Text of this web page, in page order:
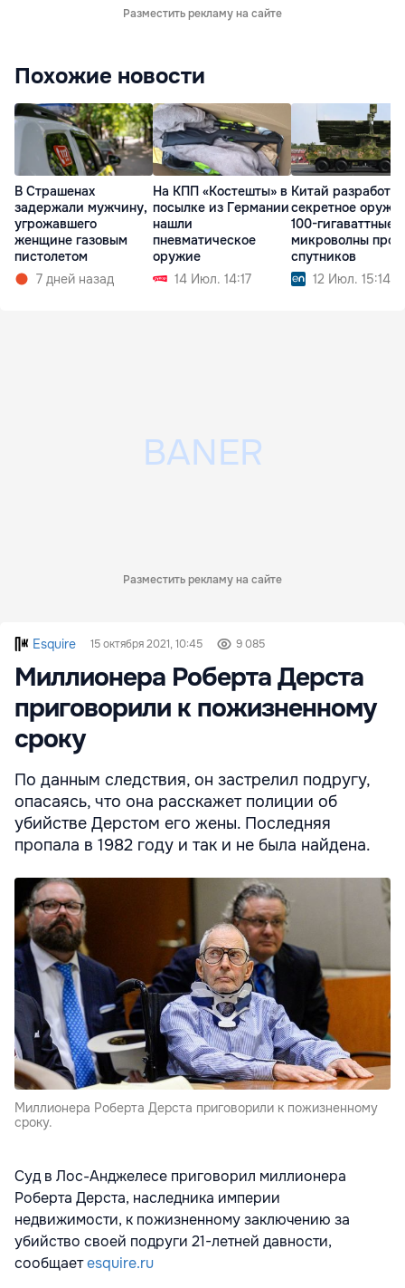
Разместить рекламу на сайте
Похожие новости
В Страшенах
задержали мужчину,
угрожавшего
женщине газовым
пистолетом
7 дней назад
На КПП «Костешты» в
посылке из Германии
нашли
пневматическое
оружие
14 Июл. 14:17
Китай разработал
секретное
100-гигаваттные
микроволны
спутников
12 Июл. 15:14
Разместить рекламу на сайте
Esquire 15 октября 2021, 10:45 9 085
Миллионера Роберта Дерста
приговорили к пожизненному
сроку
По данным следствия, он застрелил подругу,
опасаясь, что она расскажет полиции об
убийстве Дерстом его жены. Последняя
пропала в 1982 году и так и не была найдена.
Миллионера Роберта Дерста приговорили к пожизненному
сроку.
Суд в Лос-Анджелесе приговорил миллионера
Роберта Дерста, наследника империи
недвижимости, к пожизненному заключению за
убийство своей подруги 21-летней давности,
сообщаетesquire.ru